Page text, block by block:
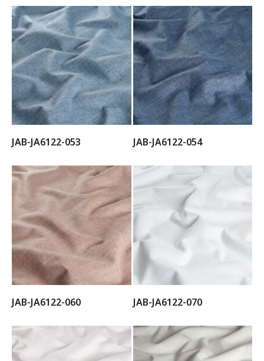
JAB-JA6122-053 JAB-JA6122-054
JAB-JA6122-060 JAB-JA6122-070